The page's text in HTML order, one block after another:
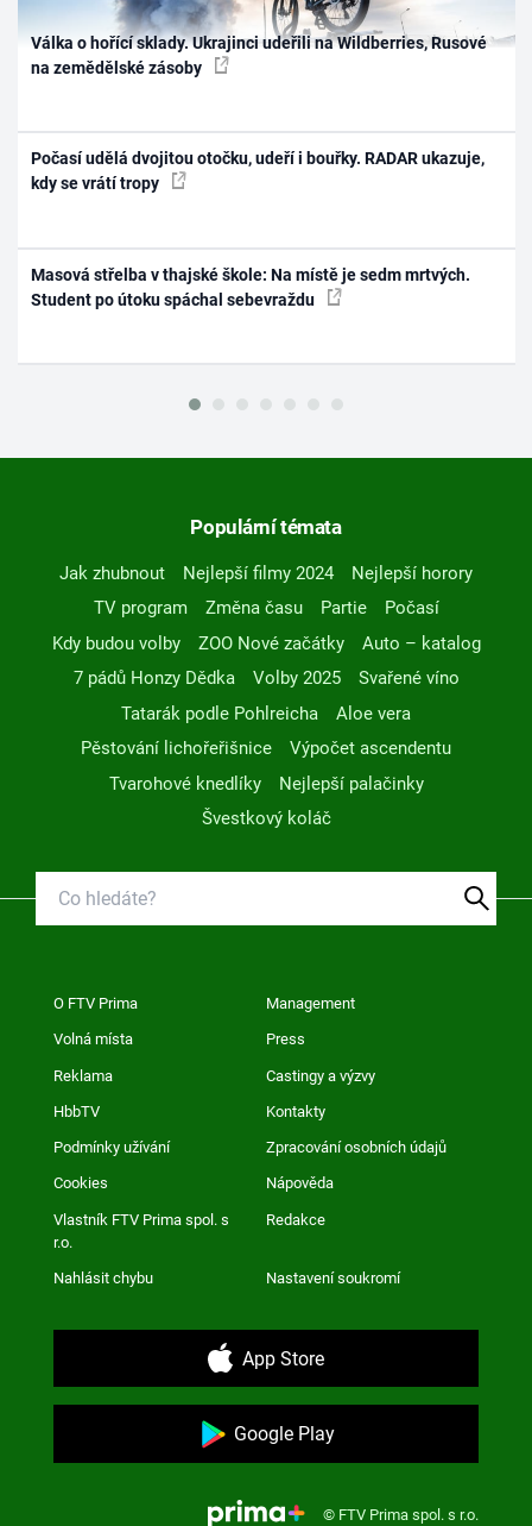
Válka o hořící sklady. Ukrajinci udeřili na Wildberries, Rusové
na zemědělské zásoby
Počasí udělá dvojitou otočku, udeří i bouřky. RADAR ukazuje,
kdy se vrátí tropy
Masová střelba v thajské škole: Na místě je sedm mrtvých.
Student po útoku spáchal sebevraždu
Populární témata
Jak zhubnout Nejlepší filmy 2024
Nejlepší horory
TV program
Změna času Partie
Počasí
Kdy budou volby
ZOO Nové začátky
Auto – katalog
7 pádů Honzy Dědka
Volby 2025
Svařené víno
Tatarák podle Pohlreicha
Aloe vera
Pěstování lichořeřišnice
Výpočet ascendentu
Tvarohové knedlíky
Nejlepší palačinky
Švestkový koláč
O FTV Prima Management
Volná místa Press
Reklama Castingy a výzvy
HbbTV Kontakty
Podmínky užívání Zpracování osobních údajů
Cookies Nápověda
Vlastník FTV Prima spol. s
r.o.
Redakce
Nahlásit chybu Nastavení soukromí
App Store
Google Play
© FTV Prima spol. s r.o.